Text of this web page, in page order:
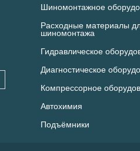
Шиномонтажное
Расходные материалы
шиномонтажа
Гидравлическое
Диагностическое
Компрессорное
Автохимия
Подъёмники